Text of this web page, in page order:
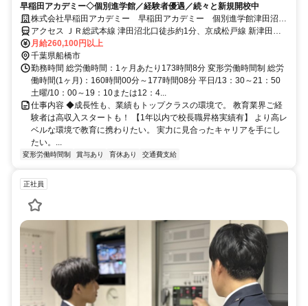
早稲田アカデミー◇個別進学館／経験者優遇／続々と新規開校中
株式会社早稲田アカデミー 早稲田アカデミー 個別進学館津田沼
校 正社員(講師職)
アクセス ＪＲ総武本線 津田沼北口徒歩約1分、京成松戸線 新津田沼
南口徒歩約4分、京成千葉線 京成津田沼北口徒歩約16分
月給260,100円以上
千葉県船橋市
勤務時間 総労働時間：1ヶ月あたり173時間8分 変形労働時間制 総労
働時間(1ヶ月)：160時間00分～177時間08分 平日/13：30～21：50
土曜/10：00～19：10または12：4...
仕事内容 ◆成長性も、業績もトップクラスの環境で。 教育業界ご経
験者は高収入スタートも！ 【1年以内で校長職昇格実績有】 より高レ
ベルな環境で教育に携わりたい。 実力に見合ったキャリアを手にし
たい。...
変形労働時間制 賞与あり 育休あり 交通費支給
正社員